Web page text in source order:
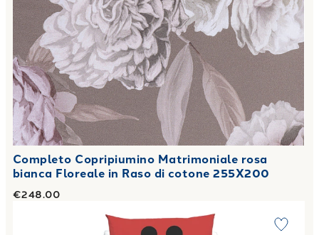
Completo Copripiumino Matrimoniale rosa
bianca Floreale in Raso di cotone 255X200
€248.00